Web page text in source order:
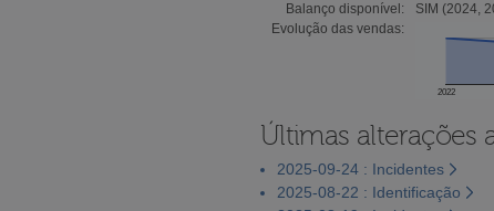
Balanço disponível:
SIM (2024,
Evolução das vendas:
2022
Últimas alterações
2025-09-24 : Incidentes
2025-08-22 : Identificação